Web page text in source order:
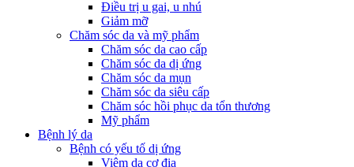
Điều trị u gai, u nhú
Giảm mỡ
Chăm sóc da và mỹ phẩm
Chăm sóc da cao cấp
Chăm sóc da dị ứng
Chăm sóc da mụn
Chăm sóc da siêu cấp
Chăm sóc hồi phục da tổn thương
Mỹ phẩm
Bệnh lý da
Bệnh có yếu tố dị ứng
Viêm da cơ địa